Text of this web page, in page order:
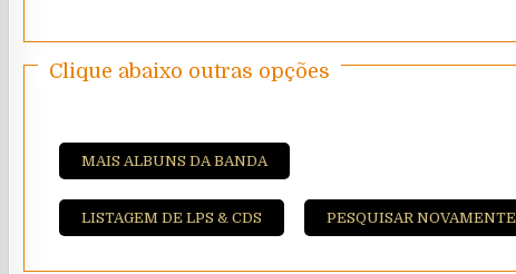
Clique abaixo outras opções
MAIS ALBUNS DA BANDA
LISTAGEM DE LPS & CDS PESQUISAR NOVAMENTE